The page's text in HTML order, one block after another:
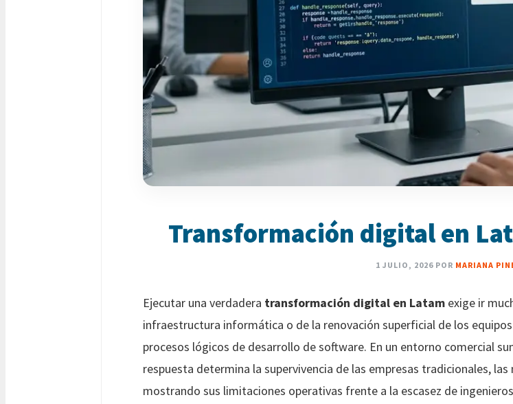
Transformación digital en
1 JULIO, 2026 POR MARIANA
Ejecutar una verdadera transformación digital en Latam exige ir
infraestructura informática o de la renovación superficial de los
procesos lógicos de desarrollo de software. En un entorno comercial
respuesta determina la supervivencia de las empresas tradicionales,
mostrando sus limitaciones operativas frente a la escasez de